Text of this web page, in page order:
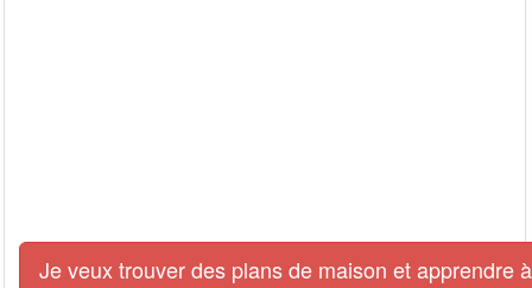
Je veux trouver des plans de maison et apprendre